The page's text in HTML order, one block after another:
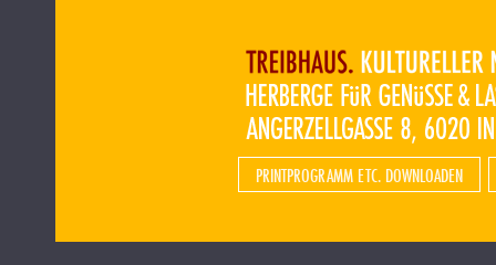
PRINTPROGRAMM ETC. DOWNLOADEN